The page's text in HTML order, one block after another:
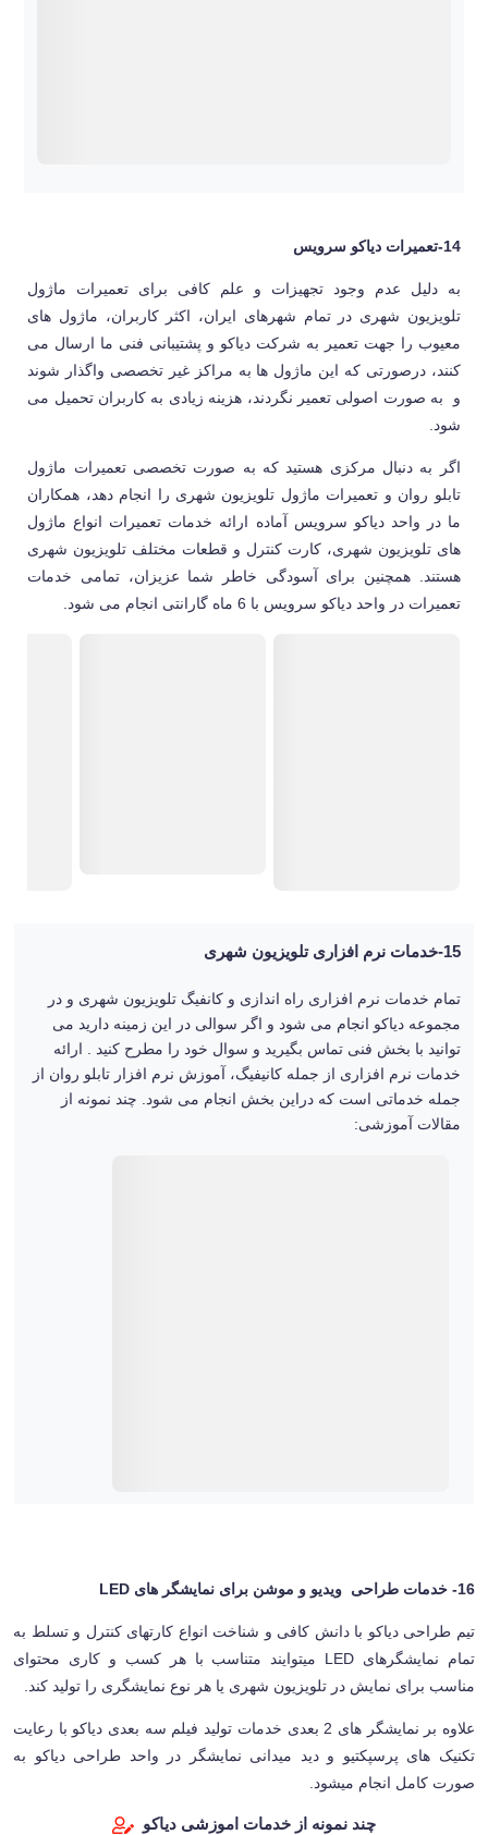
14-تعمیرات دیاکو سرویس
به دلیل عدم وجود تجهیزات و علم کافی برای تعمیرات ماژول
تلویزیون شهری در تمام شهرهای ایران، اکثر کاربران، ماژول های
معیوب را جهت تعمیر به شرکت دیاکو و پشتیبانی فنی ما ارسال می
کنند، درصورتی که این ماژول ها به مراکز غیر تخصصی واگذار شوند
و به صورت اصولی تعمیر نگردند، هزینه زیادی به کاربران تحمیل می
شود.
اگر به دنبال مرکزی هستید که به صورت تخصصی تعمیرات ماژول
تابلو روان و تعمیرات ماژول تلویزیون شهری را انجام دهد، همکاران
ما در واحد دیاکو سرویس آماده ارائه خدمات تعمیرات انواع ماژول
های تلویزیون شهری، کارت کنترل و قطعات مختلف تلویزیون شهری
هستند. همچنین برای آسودگی خاطر شما عزیزان، تمامی خدمات
تعمیرات در واحد دیاکو سرویس با 6 ماه گارانتی انجام می شود.
15-خدمات نرم افزاری تلویزیون شهری
تمام خدمات نرم افزاری راه اندازی و کانفیگ تلویزیون شهری و در
مجموعه دیاکو انجام می شود و اگر سوالی در این زمینه دارید می
توانید با بخش فنی تماس بگیرید و سوال خود را مطرح کنید . ارائه
خدمات نرم افزاری از جمله کانیفیگ، آموزش نرم افزار تابلو روان از
جمله خدماتی است که دراین بخش انجام می شود. چند نمونه از
مقالات آموزشی:
16- خدمات طراحی ویدیو و موشن برای نمایشگر های LED
تیم طراحی دیاکو با دانش کافی و شناخت انواع کارتهای کنترل و تسلط به
تمام نمایشگرهای LED میتوایند متناسب با هر کسب و کاری محتوای
مناسب برای نمایش در تلویزیون شهری یا هر نوع نمایشگری را تولید کند.
علاوه بر نمایشگر های 2 بعدی خدمات تولید فیلم سه بعدی دیاکو با رعایت
تکنیک های پرسپکتیو و دید میدانی نمایشگر در واحد طراحی دیاکو به
صورت کامل انجام میشود.
چند نمونه از خدمات اموزشی دیاکو